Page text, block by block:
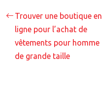
Trouver une boutique en
ligne pour l’achat de
vêtements pour homme
de grande taille